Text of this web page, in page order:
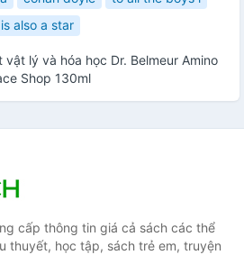
also a star
vật lý và hóa học Dr. Belmeur Amino
Shop 130ml
cấp thông tin giá cả sách các thể
thuyết, học tập, sách trẻ em, truyện